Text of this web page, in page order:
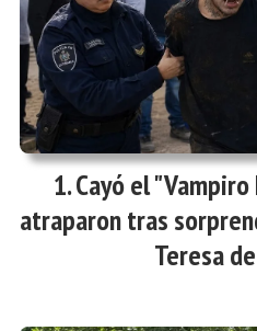
Cayó el
atraparon tras
Teresa